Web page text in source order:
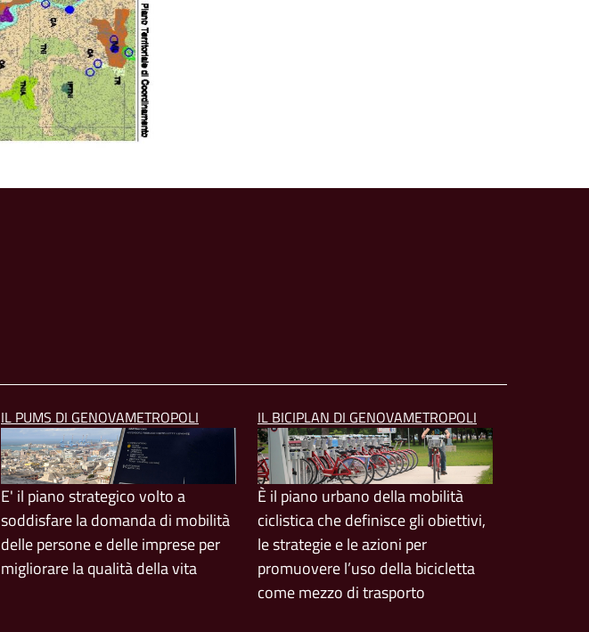
IL PUMS DI GENOVAMETROPOLI
E' il piano strategico volto a
soddisfare la domanda di mobilità
delle persone e delle imprese per
migliorare la qualità della vita
IL BICIPLAN DI GENOVAMETROPOLI
È il piano urbano della mobilità
ciclistica che definisce gli obiettivi,
le strategie e le azioni per
promuovere l’uso della bicicletta
come mezzo di trasporto